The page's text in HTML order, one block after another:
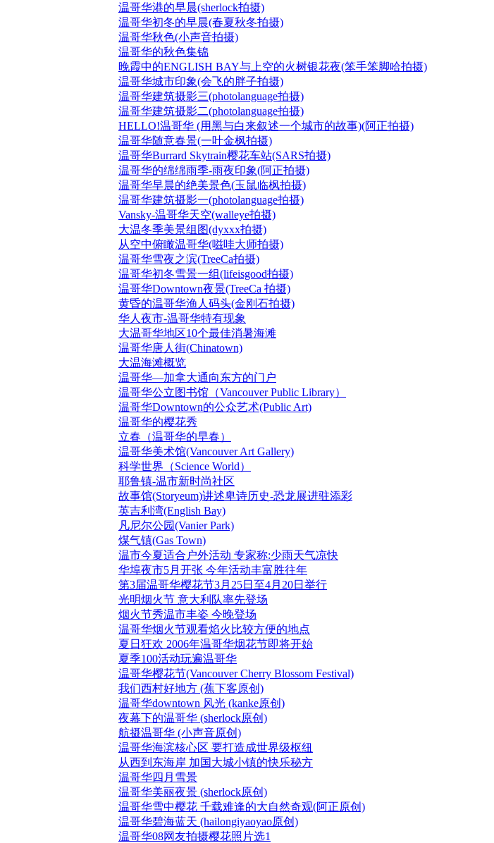
温哥华港的早晨(sherlock拍摄)
温哥华初冬的早晨(春夏秋冬拍摄)
温哥华秋色(小声音拍摄)
温哥华的秋色集锦
晚霞中的ENGLISH BAY与上空的火树银花夜(笨手笨脚哈拍摄)
温哥华城市印象(会飞的胖子拍摄)
温哥华建筑摄影三(photolanguage拍摄)
温哥华建筑摄影二(photolanguage拍摄)
HELLO!温哥华 (用黑与白来叙述一个城市的故事)(阿正拍摄)
温哥华随意春景(一叶金枫拍摄)
温哥华Burrard Skytrain樱花车站(SARS拍摄)
温哥华的绵绵雨季-雨夜印象(阿正拍摄)
温哥华早晨的绝美景色(玉鼠临枫拍摄)
温哥华建筑摄影一(photolanguage拍摄)
Vansky-温哥华天空(walleye拍摄)
大温冬季美景组图(dyxxx拍摄)
从空中俯瞰温哥华(嗞哇大师拍摄)
温哥华雪夜之滨(TreeCa拍摄)
温哥华初冬雪景一组(lifeisgood拍摄)
温哥华Downtown夜景(TreeCa 拍摄)
黄昏的温哥华渔人码头(金刚石拍摄)
华人夜市-温哥华特有现象
大温哥华地区10个最佳消暑海滩
温哥华唐人街(Chinatown)
大温海滩概览
温哥华—加拿大通向东方的门户
温哥华公立图书馆（Vancouver Public Library）
温哥华Downtown的公众艺术(Public Art)
温哥华的樱花秀
立春（温哥华的早春）
温哥华美术馆(Vancouver Art Gallery)
科学世界（Science World）
耶鲁镇-温市新时尚社区
故事馆(Storyeum)讲述卑诗历史-恐龙展进驻添彩
英吉利湾(English Bay)
凡尼尔公园(Vanier Park)
煤气镇(Gas Town)
温市今夏适合户外活动 专家称:少雨天气凉快
华埠夜市5月开张 今年活动丰富胜往年
第3届温哥华樱花节3月25日至4月20日举行
光明烟火节 意大利队率先登场
烟火节秀温市丰姿 今晚登场
温哥华烟火节观看焰火比较方便的地点
夏日狂欢 2006年温哥华烟花节即将开始
夏季100活动玩遍温哥华
温哥华樱花节(Vancouver Cherry Blossom Festival)
我们西村好地方 (蕉下客原创)
温哥华downtown 风光 (kanke原创)
夜幕下的温哥华 (sherlock原创)
航摄温哥华 (小声音原创)
温哥华海滨核心区 要打造成世界级枢纽
从西到东海岸 加国大城小镇的快乐秘方
温哥华四月雪景
温哥华美丽夜景 (sherlock原创)
温哥华雪中樱花 千载难逢的大自然奇观(阿正原创)
温哥华碧海蓝天 (hailongiyaoyao原创)
温哥华08网友拍摄樱花照片选1